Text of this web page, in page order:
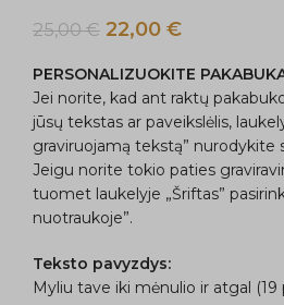
25,00€ 22,00 €
PERSONALIZUOKITE
Jei norite, kad ant raktų
jūsų tekstas ar paveikslėlis,
graviruojamą tekstą” nurodykite
Jeigu norite tokio paties
tuomet laukelyje „Šriftas”
nuotraukoje”.
Teksto pavyzdys:
Myliu tave iki mėnulio ir atgal (19